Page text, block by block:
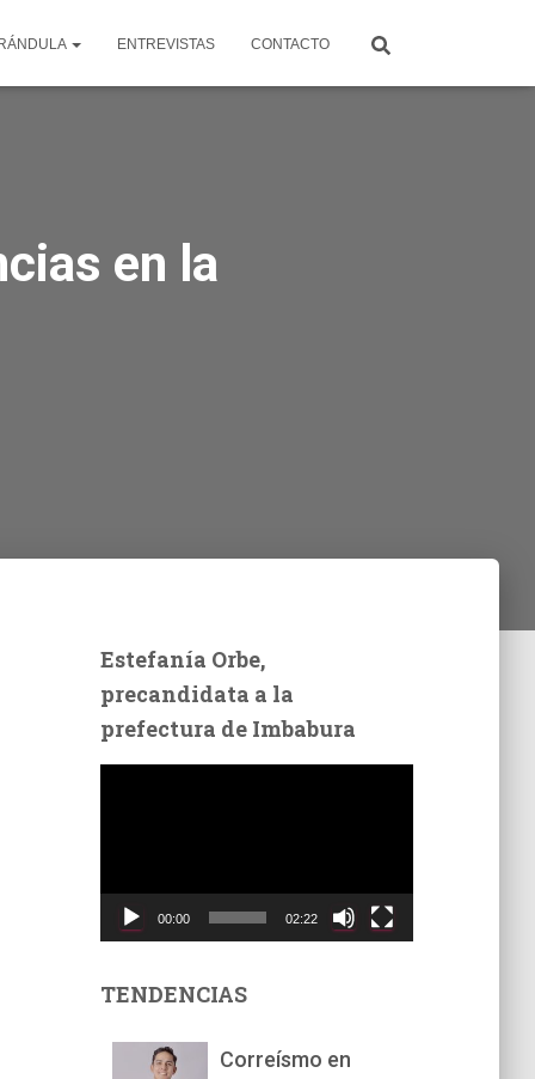
ENTREVISTAS CONTACTO
en la
Estefanía Orbe,
precandidata a la
prefectura de Imbabura
t
00:00 02:22
TENDENCIAS
Correísmo en